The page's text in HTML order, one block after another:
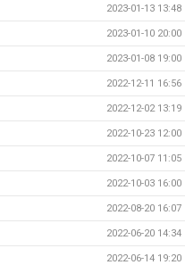
2023-01-13 13:48
2023-01-10 20:00
2023-01-08 19:00
2022-12-11 16:56
2022-12-02 13:19
2022-10-23 12:00
2022-10-07 11:05
2022-10-03 16:00
2022-08-20 16:07
2022-06-20 14:34
2022-06-14 19:20